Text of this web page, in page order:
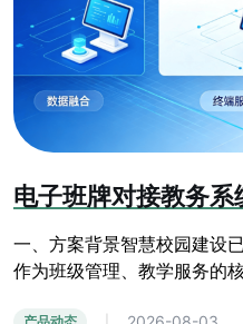
一、方案背景智慧校园建设
作为班级管理、教学服务的